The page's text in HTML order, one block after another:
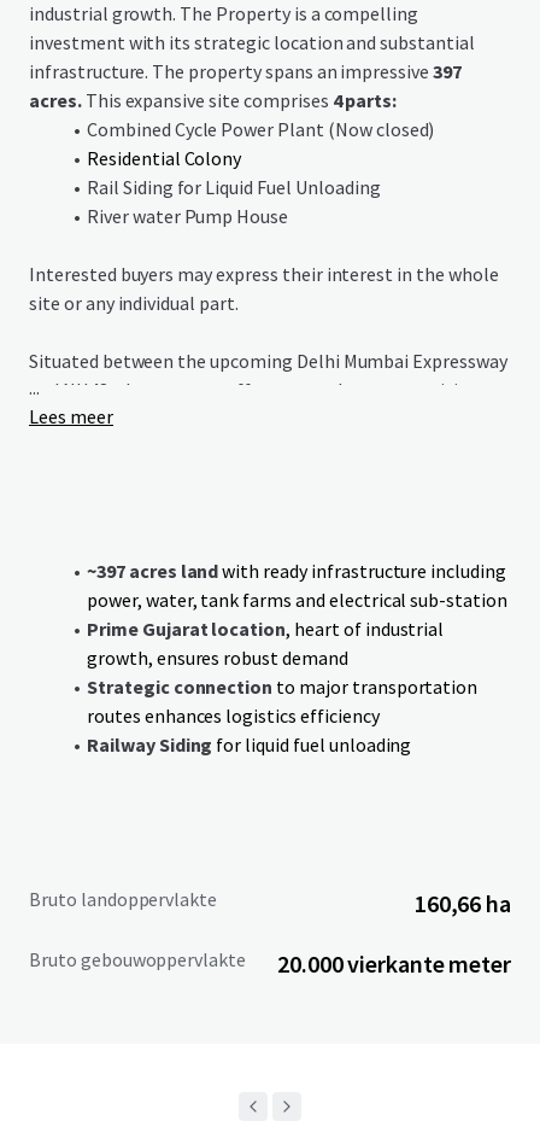
industrial growth. The Property is a compelling
investment with its strategic location and substantial
infrastructure. The property spans an impressive397
acres. This expansive site comprises 4 parts:
Combined Cycle Power Plant (Now closed)
Residential Colony
Rail Siding for Liquid Fuel Unloading
River water Pump House
Interested buyers may express their interest in the whole
site or any individual part.
Situated between the upcoming Delhi Mumbai Expressway
and NH48, the property offers a seamless connectivity to
the upcoming bullet train station in Bharuch as well as
International Airport and to established industrial areas
like Dahej and Ankleshwar along with availability of
labour, this is an ideal destination for manufacturing.
...
Lees meer
~397 acres landwith ready infrastructure including
power, water, tank farms and electrical sub-station
Prime Gujarat location, heart of industrial
growth, ensures robust demand
Strategic connection to major transportation
routes enhances logistics efficiency
Railway Siding for liquid fuel unloading
Bruto landoppervlakte 160,66 ha
Bruto gebouwoppervlakte 20.000 vierkante meter